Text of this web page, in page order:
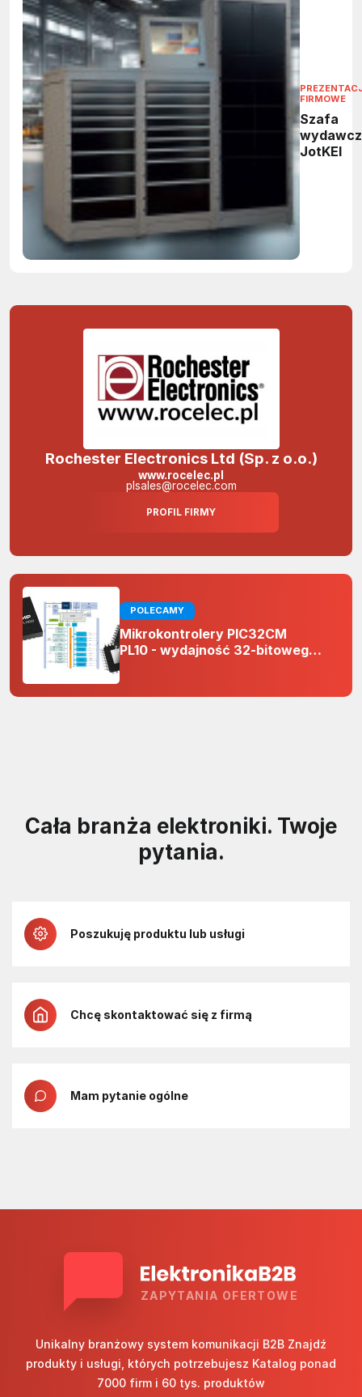
FIRMOWE
Szafa
JotKEl
Rochester Electronics Ltd (Sp. z o.o.)
www.rocelec.pl
plsales@rocelec.com
PROFIL FIRMY
POLECAMY
Mikrokontrolery PIC32CM
PL10 - wydajność 32-bitowego
projektach 5 V
Cała branża elektroniki. Twoje
pytania.
Poszukuję produktu lub usługi
Chcę skontaktować się z firmą
Mam pytanie ogólne
ZAPYTANIA OFERTOWE
Unikalny branżowy system komunikacji B2B Znajdź
produkty i usługi, których potrzebujesz Katalog ponad
7000 firm i 60 tys. produktów